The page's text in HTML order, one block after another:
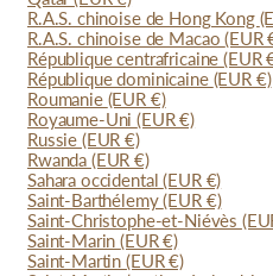
R.A.S. chinoise de Hong Kong
R.A.S. chinoise de Macao(EUR
République centrafricaine(EUR
République dominicaine (EUR €)
Roumanie (EUR €)
Royaume-Uni(EUR €)
Russie (EUR €)
Rwanda (EUR €)
Sahara occidental(EUR €)
Saint-Barthélemy(EUR €)
Saint-Christophe-et-Niévès
Saint-Marin(EUR €)
Saint-Martin(EUR €)